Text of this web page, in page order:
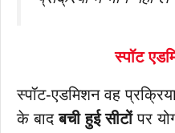
स्पॉट
स्पॉट-एडमिशन वह
के बादबची हुई सीटोंपर